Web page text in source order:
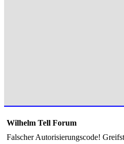
Wilhelm Tell Forum
Falscher Autorisierungscode!